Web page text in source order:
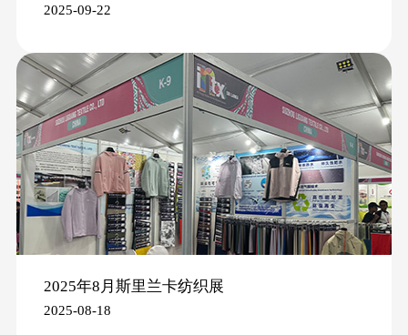
辅料展
2025-09-22
2025年8月斯里兰卡纺织展
2025-08-18